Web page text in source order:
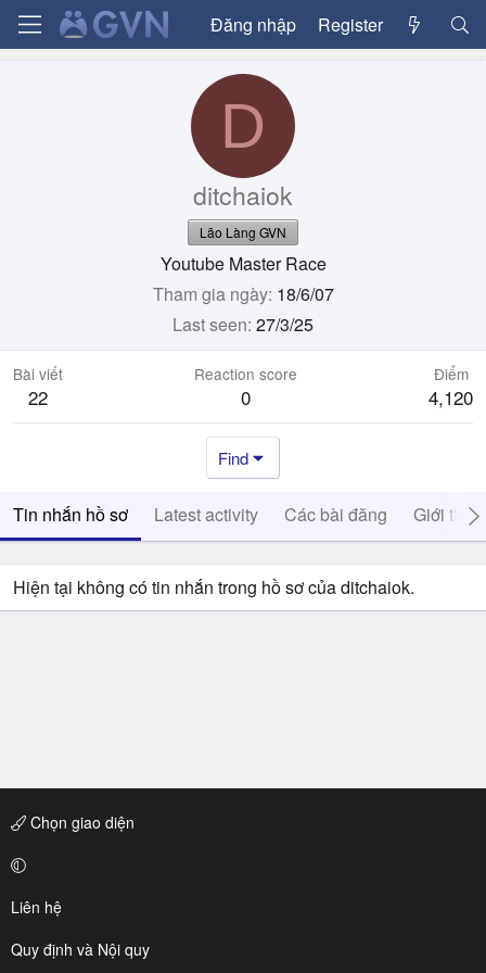
Đăng nhập Register
D
ditchaiok
Lão Làng GVN
Youtube Master Race
Tham gia ngày 18/6/07
Last seen 27/3/25
Bài viết
22
Reaction score
0
Điểm
4,120
Find
Tin nhắn hồ sơ Latest activity Các bài đăng Giới thiệu
Hiện tại không có tin nhắn trong hồ sơ của ditchaiok.
Chọn giao diện
Liên hệ
Quy định và Nội quy